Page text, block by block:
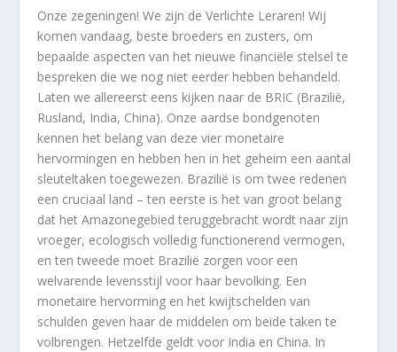
Onze zegeningen! We zijn de Verlichte Leraren! Wij
komen vandaag, beste broeders en zusters, om
bepaalde aspecten van het nieuwe financiële stelsel te
bespreken die we nog niet eerder hebben behandeld.
Laten we allereerst eens kijken naar de BRIC (Brazilië,
Rusland, India, China). Onze aardse bondgenoten
kennen het belang van deze vier monetaire
hervormingen en hebben hen in het geheim een aantal
sleuteltaken toegewezen. Brazilië is om twee redenen
een cruciaal land – ten eerste is het van groot belang
dat het Amazonegebied teruggebracht wordt naar zijn
vroeger, ecologisch volledig functionerend vermogen,
en ten tweede moet Brazilië zorgen voor een
welvarende levensstijl voor haar bevolking. Een
monetaire hervorming en het kwijtschelden van
schulden geven haar de middelen om beide taken te
volbrengen. Hetzelfde geldt voor India en China. In